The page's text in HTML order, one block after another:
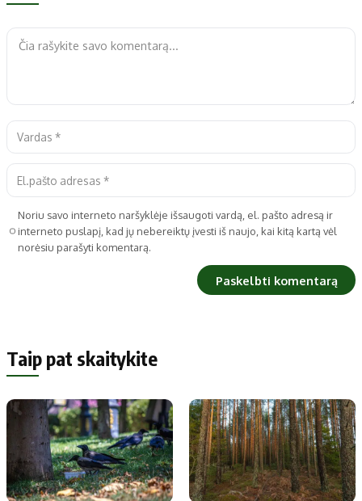
Noriu savo interneto naršyklėje išsaugoti vardą, el. pašto adresą ir
interneto puslapį, kad jų nebereiktų įvesti iš naujo, kai kitą kartą vėl
norėsiu parašyti komentarą.
Taip pat skaitykite